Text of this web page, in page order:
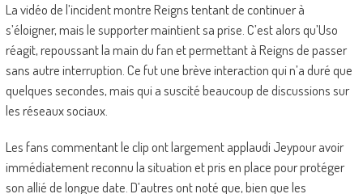
La vidéo de l’incident montre Reigns tentant de continuer à
s’éloigner, mais le supporter maintient sa prise. C’est alors qu’Uso
réagit, repoussant la main du fan et permettant à Reigns de passer
sans autre interruption. Ce fut une brève interaction qui n’a duré que
quelques secondes, mais qui a suscité beaucoup de discussions sur
les réseaux sociaux.
Les fans commentant le clip ont largement applaudi Jeypour avoir
immédiatement reconnu la situation et pris en place pour protéger
son allié de longue date. D’autres ont noté que, bien que les